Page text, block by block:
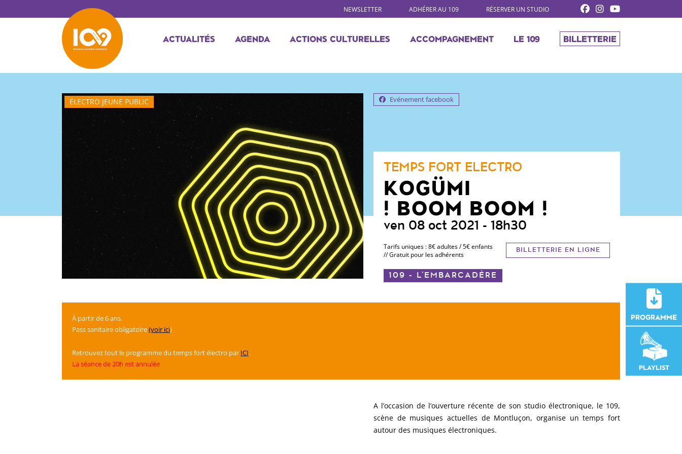
NEWSLETTER ADHÉRER AU 109 RÉSERVER UN STUDIO
ACTUALITÉS AGENDA ACTIONS CULTURELLES ACCOMPAGNEMENT LE 109 BILLETTERIE
ÉLECTRO JEUNE PUBLIC Evénement facebook
TEMPS FORT ELECTRO
KOGÜMI
! BOOM BOOM !
ven 08 oct 2021 - 18h30
Tarifs uniques : 8€ adultes / 5€ enfants
// Gratuit pour les adhérents
BILLETTERIE EN LIGNE
109 - L'EMBARCADÈRE
À partir de 6 ans.
Pass sanitaire obligatoire(voir ici)
Retrouvez tout le programme du temps fort électro par ICI.
La séance de 20h est annulée
A l’occasion de l’ouverture récente de son studio électronique, le 109,
scène de musiques actuelles de Montluçon, organise un temps fort
autour des musiques électroniques.
PROGRAMME
PLAYLIST